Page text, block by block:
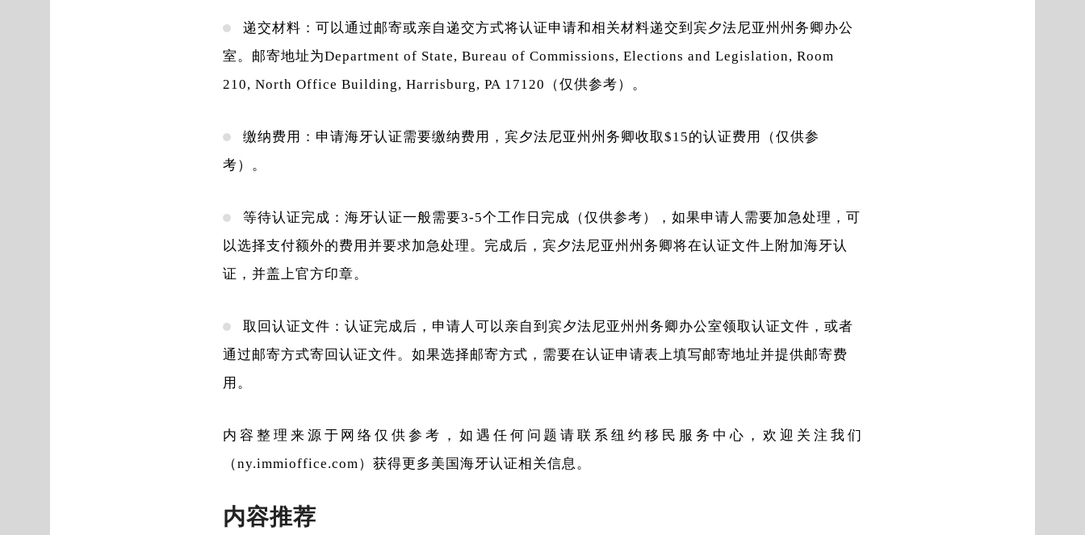
递交材料：可以通过邮寄或亲自递交方式将认证申请和相关材料递交到宾夕法尼亚州州务卿办公
室。邮寄地址为Department of State, Bureau of Commissions, Elections and Legislation, Room
210, North Office Building, Harrisburg, PA 17120（仅供参考）。
缴纳费用：申请海牙认证需要缴纳费用，宾夕法尼亚州州务卿收取$15的认证费用（仅供参
考）。
等待认证完成：海牙认证一般需要3-5个工作日完成（仅供参考），如果申请人需要加急处理，可
以选择支付额外的费用并要求加急处理。完成后，宾夕法尼亚州州务卿将在认证文件上附加海牙认
证，并盖上官方印章。
取回认证文件：认证完成后，申请人可以亲自到宾夕法尼亚州州务卿办公室领取认证文件，或者
通过邮寄方式寄回认证文件。如果选择邮寄方式，需要在认证申请表上填写邮寄地址并提供邮寄费
用。
内容整理来源于网络仅供参考，如遇任何问题请联系纽约移民服务中心，欢迎关注我们
（ny.immioffice.com）获得更多美国海牙认证相关信息。
内容推荐